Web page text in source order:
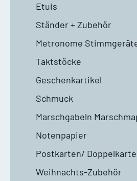
Etuis
Ständer + Zubehör
Metronome
Taktstöcke
Geschenkartikel
Schmuck
Marschgabeln
Notenpapier
Postkarten/
Weihnachts-Zubehör